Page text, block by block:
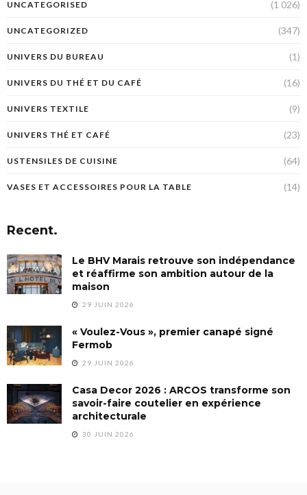
UNCATEGORISED (1 026)
UNCATEGORIZED (347)
UNIVERS DU BUREAU (1)
UNIVERS DU THÉ ET DU CAFÉ (16)
UNIVERS TEXTILE (9)
UNIVERS THÉ ET CAFÉ (23)
USTENSILES DE CUISINE (64)
VASES ET ACCESSOIRES POUR LA TABLE (14)
Recent.
Le BHV Marais retrouve son indépendance
et réaffirme son ambition autour de la
maison
29 JUIN 2026
« Voulez-Vous », premier canapé signé
Fermob
29 JUIN 2026
Casa Decor 2026 : ARCOS transforme son
savoir-faire coutelier en expérience
architecturale
30 JUIN 2026